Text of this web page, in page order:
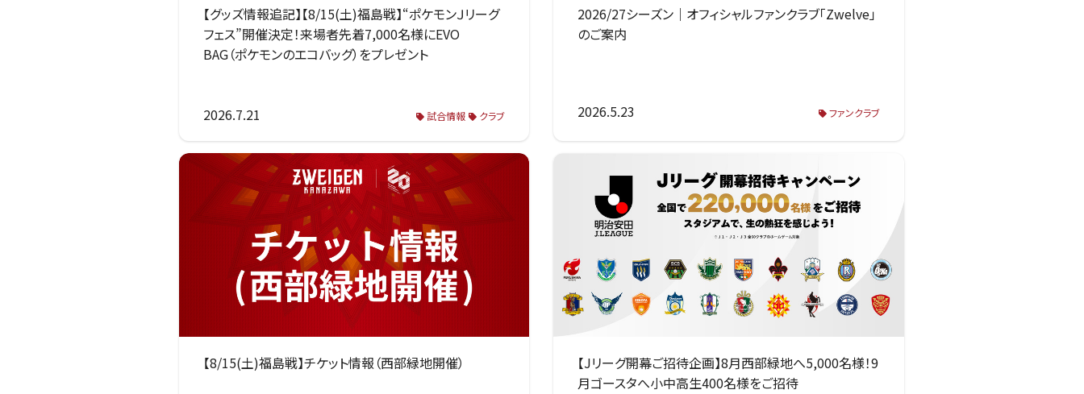
【グッズ情報追記】【8/15(土)福島戦】“ポケモンＪリーグ
フェス”開催決定！来場者先着7,000名様にEVO
BAG（ポケモンのエコバッグ）をプレゼント
2026.7.21 試合情報 クラブ
2026/27シーズン｜オフィシャルファンクラブ「Zwelve」
のご案内
2026.5.23 ファンクラブ
【8/15(土)福島戦】チケット情報（西部緑地開催）
【Jリーグ開幕ご招待企画】8月西部緑地へ5,000名様！9
月ゴースタへ小中高生400名様をご招待